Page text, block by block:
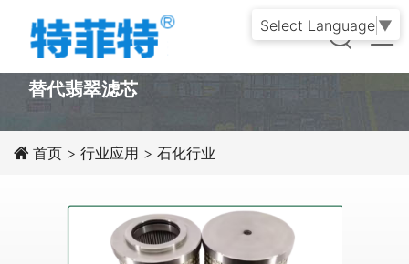
PRODUCT
替代翡翠滤芯
首页 > 行业应用 > 石化行业
Select Language ▼